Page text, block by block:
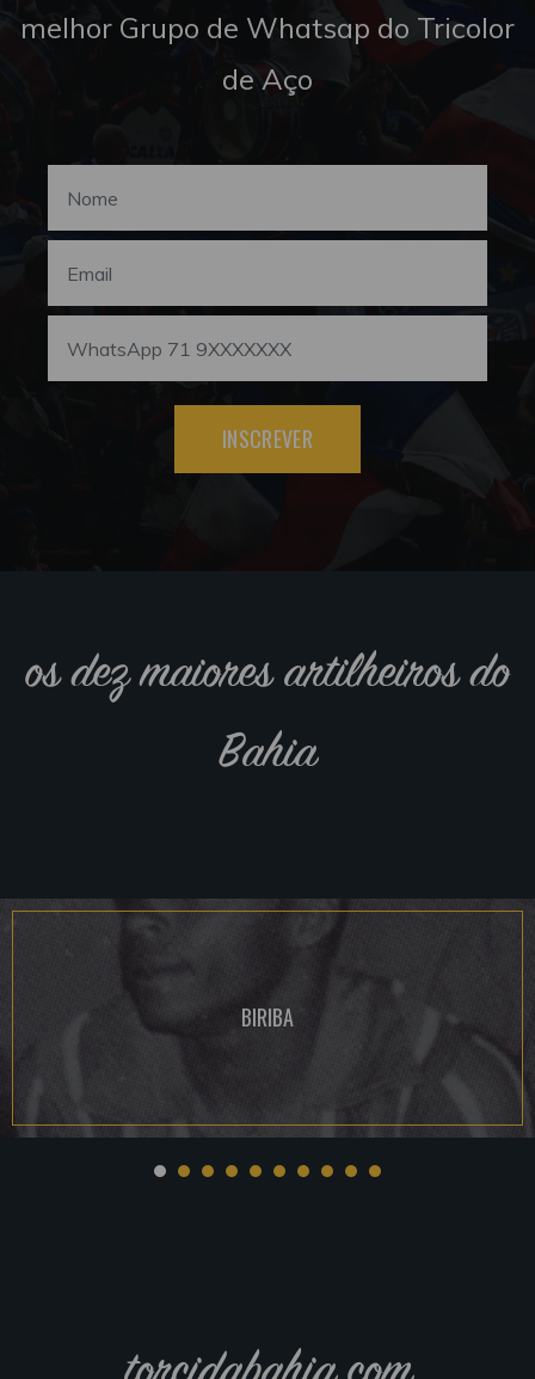
melhor Grupo de Whatsap do Tricolor
de Aço
INSCREVER
os dez maiores artilheiros do
Bahia
BIRIBA
torcidabahia.com